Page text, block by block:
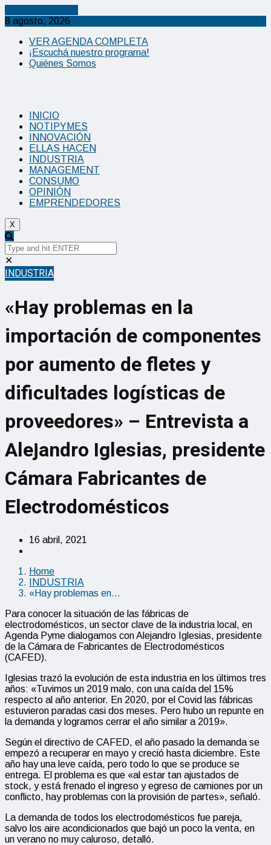
8 agosto, 2026
VER AGENDA COMPLETA
¡Escuchá nuestro programa!
Quiénes Somos
INICIO
NOTIPYMES
INNOVACIÓN
ELLAS HACEN
INDUSTRIA
MANAGEMENT
CONSUMO
OPINIÓN
EMPRENDEDORES
X
✕
INDUSTRIA
«Hay problemas en la
importación de componentes
por aumento de fletes y
dificultades logísticas de
proveedores» – Entrevista a
Alejandro Iglesias, presidente
Cámara Fabricantes de
Electrodomésticos
16 abril, 2021
Home
INDUSTRIA
«Hay problemas en…
Para conocer la situación de las fábricas de
electrodomésticos, un sector clave de la industria local, en
Agenda Pyme dialogamos con Alejandro Iglesias, presidente
de la Cámara de Fabricantes de Electrodomésticos
(CAFED).
Iglesias trazó la evolución de esta industria en los últimos tres
años: «Tuvimos un 2019 malo, con una caída del 15%
respecto al año anterior. En 2020, por el Covid las fábricas
estuvieron paradas casi dos meses. Pero hubo un repunte en
la demanda y logramos cerrar el año similar a 2019».
Según el directivo de CAFED, el año pasado la demanda se
empezó a recuperar en mayo y creció hasta diciembre. Este
año hay una leve caída, pero todo lo que se produce se
entrega. El problema es que «al estar tan ajustados de
stock, y está frenado el ingreso y egreso de camiones por un
conflicto, hay problemas con la provisión de partes», señaló.
La demanda de todos los electrodomésticos fue pareja,
salvo los aire acondicionados que bajó un poco la venta, en
un verano no muy caluroso, detalló.